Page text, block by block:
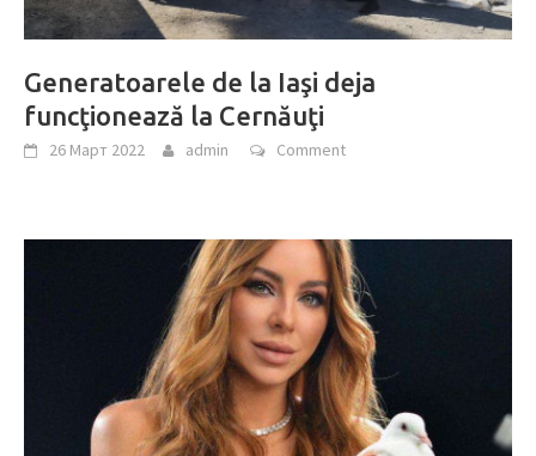
Generatoarele de la Iaşi deja
funcţionează la Cernăuţi
26 Март 2022 admin Comment